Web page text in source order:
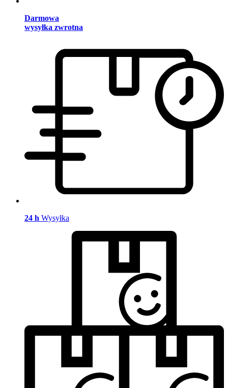
Darmowa
wysyłka zwrotna
24 h Wysyłka